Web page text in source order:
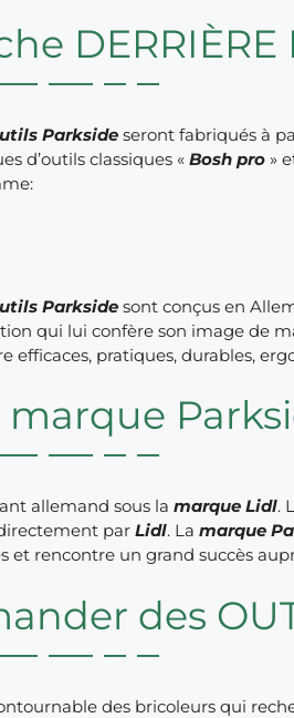
DERRIÈRE
Parkside seront fabriqués à
d’outils classiques «Bosh pro »
Parkside sont conçus en
qui lui confère son image de
efficaces, pratiques, durables,
allemand sous lamarque Lidl.
parLidl. Lamarque
et rencontre un grand succès
des
des bricoleurs qui